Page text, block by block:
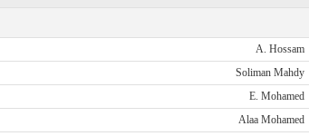
A. Hossam
Soliman Mahdy
E. Mohamed
Alaa Mohamed